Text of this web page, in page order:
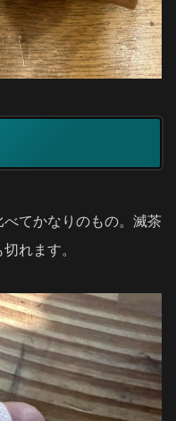
てかなりのもの。滅茶
れます。